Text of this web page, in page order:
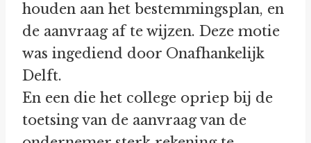
houden aan het bestemmingsplan, en
de aanvraag af te wijzen. Deze motie
was ingediend door Onafhankelijk
Delft.
En een die het college opriep bij de
toetsing van de aanvraag van de